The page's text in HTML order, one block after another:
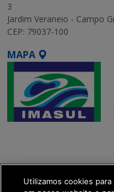
3
Jardim Veraneio - Campo
CEP: 79037-100
MAPA
Executiva de
Transformação Digital
Utilizamos cookies